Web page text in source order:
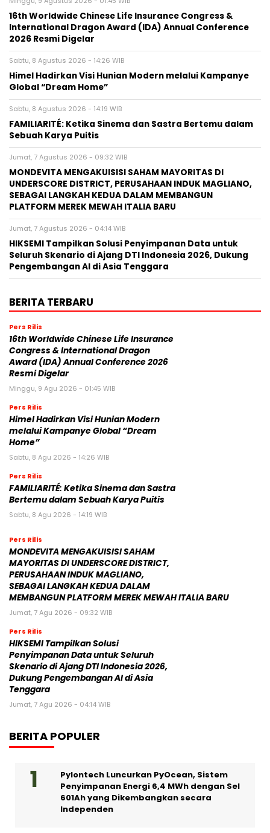
16th Worldwide Chinese Life Insurance Congress &
International Dragon Award (IDA) Annual Conference
2026 Resmi Digelar
Sabtu, 8 Agustus 2026 - 14:26 WIB
Himel Hadirkan Visi Hunian Modern melalui Kampanye
Global “Dream Home”
Sabtu, 8 Agustus 2026 - 14:19 WIB
FAMILIARITÉ: Ketika Sinema dan Sastra Bertemu dalam
Sebuah Karya Puitis
Jumat, 7 Agustus 2026 - 09:32 WIB
MONDEVITA MENGAKUISISI SAHAM MAYORITAS DI
UNDERSCORE DISTRICT, PERUSAHAAN INDUK MAGLIANO,
SEBAGAI LANGKAH KEDUA DALAM MEMBANGUN
PLATFORM MEREK MEWAH ITALIA BARU
Jumat, 7 Agustus 2026 - 04:14 WIB
HIKSEMI Tampilkan Solusi Penyimpanan Data untuk
Seluruh Skenario di Ajang DTI Indonesia 2026, Dukung
Pengembangan AI di Asia Tenggara
BERITA TERBARU
Pers Rilis
16th Worldwide Chinese Life Insurance
Congress & International Dragon
Award (IDA) Annual Conference 2026
Resmi Digelar
Minggu, 9 Agu 2026 - 01:45 WIB
Pers Rilis
Himel Hadirkan Visi Hunian Modern
melalui Kampanye Global “Dream
Home”
Sabtu, 8 Agu 2026 - 14:26 WIB
Pers Rilis
FAMILIARITÉ: Ketika Sinema dan Sastra
Bertemu dalam Sebuah Karya Puitis
Sabtu, 8 Agu 2026 - 14:19 WIB
Pers Rilis
MONDEVITA MENGAKUISISI SAHAM
MAYORITAS DI UNDERSCORE DISTRICT,
PERUSAHAAN INDUK MAGLIANO,
SEBAGAI LANGKAH KEDUA DALAM
MEMBANGUN PLATFORM MEREK MEWAH ITALIA BARU
Jumat, 7 Agu 2026 - 09:32 WIB
Pers Rilis
HIKSEMI Tampilkan Solusi
Penyimpanan Data untuk Seluruh
Skenario di Ajang DTI Indonesia 2026,
Dukung Pengembangan AI di Asia
Tenggara
Jumat, 7 Agu 2026 - 04:14 WIB
BERITA POPULER
Pylontech Luncurkan PyOcean, Sistem
Penyimpanan Energi 6,4 MWh dengan Sel
601Ah yang Dikembangkan secara
Independen